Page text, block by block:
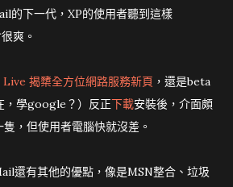
的下一代，XP的使用者聽到這樣
爽。
揭櫫全方位網路服務新頁 ，還是beta
，學google？）反正下載安裝後，介面頗
，但使用者電腦快就沒差。
還有其他的優點，像是MSN整合、垃圾